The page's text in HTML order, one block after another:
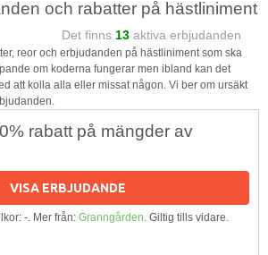
och rabatter på hästliniment
Det finns 13 aktiva erbjudanden
reor och erbjudanden på hästliniment som ska
om koderna fungerar men ibland kan det
att kolla alla eller missat någon. Vi ber om ursäkt
rabatt på mängder av
VISA ERBJUDANDE
-. Mer från: Granngården. Giltig tills vidare.